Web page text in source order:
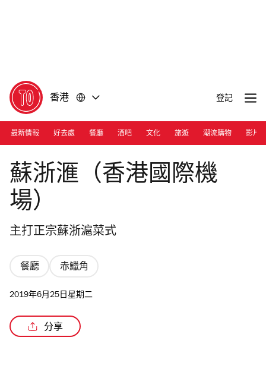
香港 登記
最新情報 好去處 餐廳 酒吧 文化 旅遊 潮流購物 影片
Photograph: Courtesy Jardin de Jade
蘇浙滙（香港國際機
場）
主打正宗蘇浙滬菜式
餐廳 赤鱲角
2019年6月25日星期二
分享